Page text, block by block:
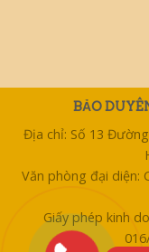
BẢO
Địa chỉ: Số 13
Văn phòng đại diện:
Giấy phép kinh